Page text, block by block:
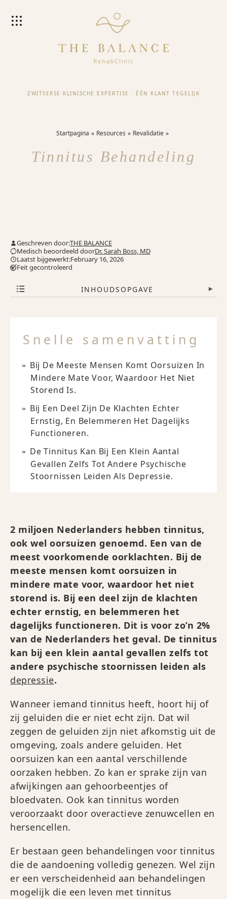
ZWITSERSE KLINISCHE EXPERTISE · ÉÉN KLANT TEGELIJK
Startpagina Resources Revalidatie
Tinnitus Behandeling
Geschreven door:THE BALANCE
Medisch beoordeeld doorDr. Sarah Boss, MD
Laatst bijgewerkt:February 16, 2026
Feit gecontroleerd
INHOUDSOPGAVE ▾
Snelle samenvatting
Bij De Meeste Mensen Komt Oorsuizen In
Mindere Mate Voor, Waardoor Het Niet
Storend Is.
Bij Een Deel Zijn De Klachten Echter
Ernstig, En Belemmeren Het Dagelijks
Functioneren.
De Tinnitus Kan Bij Een Klein Aantal
Gevallen Zelfs Tot Andere Psychische
Stoornissen Leiden Als Depressie.
2 miljoen Nederlanders hebben tinnitus,
ook wel oorsuizen genoemd. Een van de
meest voorkomende oorklachten. Bij de
meeste mensen komt oorsuizen in
mindere mate voor, waardoor het niet
storend is. Bij een deel zijn de klachten
echter ernstig, en belemmeren het
dagelijks functioneren. Dit is voor zo’n 2%
van de Nederlanders het geval. De tinnitus
kan bij een klein aantal gevallen zelfs tot
andere psychische stoornissen leiden als
depressie.
Wanneer iemand tinnitus heeft, hoort hij of
zij geluiden die er niet echt zijn. Dat wil
zeggen de geluiden zijn niet afkomstig uit de
omgeving, zoals andere geluiden. Het
oorsuizen kan een aantal verschillende
oorzaken hebben. Zo kan er sprake zijn van
afwijkingen aan gehoorbeentjes of
bloedvaten. Ook kan tinnitus worden
veroorzaakt door overactieve zenuwcellen en
hersencellen.
Er bestaan geen behandelingen voor tinnitus
die de aandoening volledig genezen. Wel zijn
er een verscheidenheid aan behandelingen
mogelijk die een leven met tinnitus